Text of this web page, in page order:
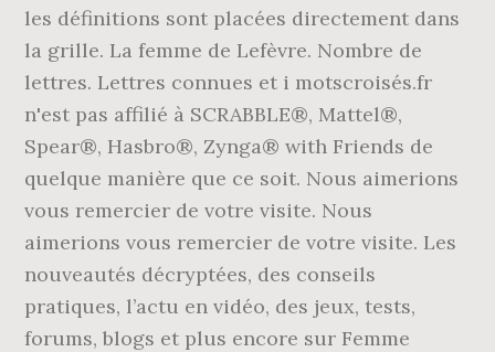
les définitions sont placées directement dans
la grille. La femme de Lefèvre. Nombre de
lettres. Lettres connues et i motscroisés.fr
n'est pas affilié à SCRABBLE®, Mattel®,
Spear®, Hasbro®, Zynga® with Friends de
quelque manière que ce soit. Nous aimerions
vous remercier de votre visite. Nous
aimerions vous remercier de votre visite. Les
nouveautés décryptées, des conseils
pratiques, l’actu en vidéo, des jeux, tests,
forums, blogs et plus encore sur Femme